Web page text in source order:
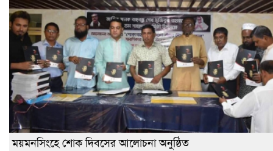
ময়মনসিংহে শোক দিবসের আলোচনা অনুষ্ঠিত